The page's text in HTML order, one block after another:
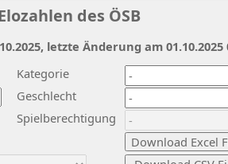
des ÖSB
Kategorie
Geschlecht
Spielberechtigung
letzte Änderung am